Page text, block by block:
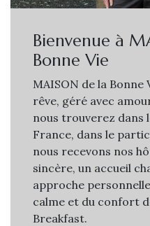
Bienvenue à
Bonne Vie
MAISON de la
rêve, géré avec
nous trouverez dans
France, dans le
nous recevons nos
sincère, un accueil
approche
calme et du confort
Breakfast.